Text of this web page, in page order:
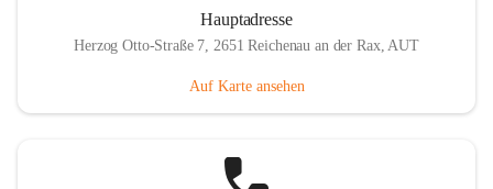
Hauptadresse
Herzog Otto-Straße 7, 2651 Reichenau an der Rax, AUT
Auf Karte ansehen